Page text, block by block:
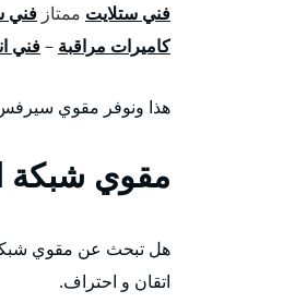
فني ستلايت ممتاز فني
كاميرات مراقبة –فني
هذا ونوفر مقوي سيرفس
مقوي شبكة
هل تبحث عن مقوي
اتقان و احتراف.